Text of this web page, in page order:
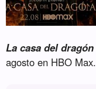
La casa del dragón
agosto en HBO Max.